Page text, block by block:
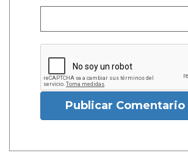
Publicar Comentario